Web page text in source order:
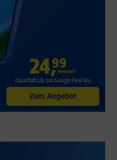
24,99
€/Monat*
dauerhaft z.B. mit Google Pixel 10a
Zum Angebot